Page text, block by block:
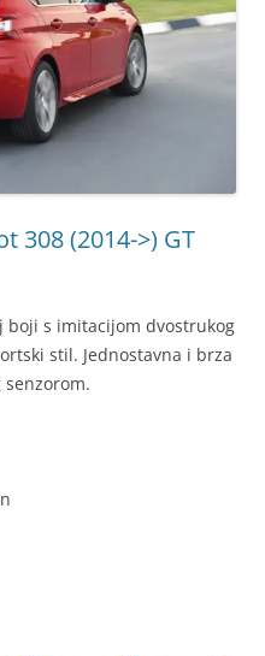
308 (2014->) GT
s imitacijom dvostrukog
stil. Jednostavna i brza